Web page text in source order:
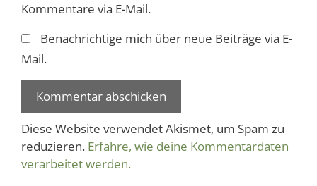
Kommentare via E-Mail.
Benachrichtige mich über neue Beiträge via E-
Mail.
Diese Website verwendet Akismet, um Spam zu
reduzieren. Erfahre, wie deine Kommentardaten
verarbeitet werden.